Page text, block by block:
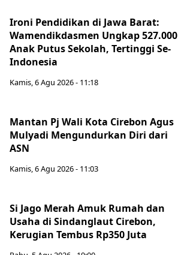
Ironi Pendidikan di Jawa Barat:
Wamendikdasmen Ungkap 527.000
Anak Putus Sekolah, Tertinggi Se-
Indonesia
Kamis, 6 Agu 2026 - 11:18
Mantan Pj Wali Kota Cirebon Agus
Mulyadi Mengundurkan Diri dari
ASN
Kamis, 6 Agu 2026 - 11:03
Si Jago Merah Amuk Rumah dan
Usaha di Sindanglaut Cirebon,
Kerugian Tembus Rp350 Juta